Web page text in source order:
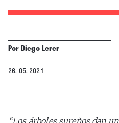
PorDiego Lerer
26. 05. 2021